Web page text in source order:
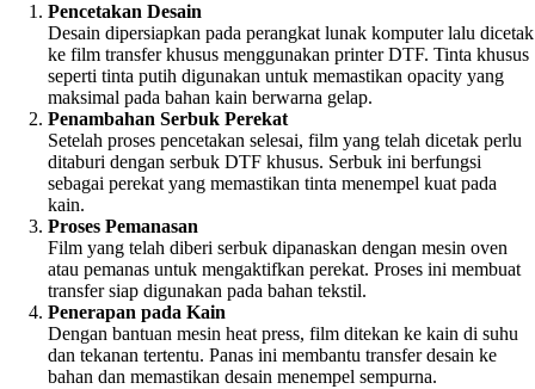
Pencetakan Desain
Desain dipersiapkan pada perangkat lunak komputer lalu dicetak
ke film transfer khusus menggunakan printer DTF. Tinta khusus
seperti tinta putih digunakan untuk memastikan opacity yang
maksimal pada bahan kain berwarna gelap.
Penambahan Serbuk Perekat
Setelah proses pencetakan selesai, film yang telah dicetak perlu
ditaburi dengan serbuk DTF khusus. Serbuk ini berfungsi
sebagai perekat yang memastikan tinta menempel kuat pada
kain.
Proses Pemanasan
Film yang telah diberi serbuk dipanaskan dengan mesin oven
atau pemanas untuk mengaktifkan perekat. Proses ini membuat
transfer siap digunakan pada bahan tekstil.
Penerapan pada Kain
Dengan bantuan mesin heat press, film ditekan ke kain di suhu
dan tekanan tertentu. Panas ini membantu transfer desain ke
bahan dan memastikan desain menempel sempurna.